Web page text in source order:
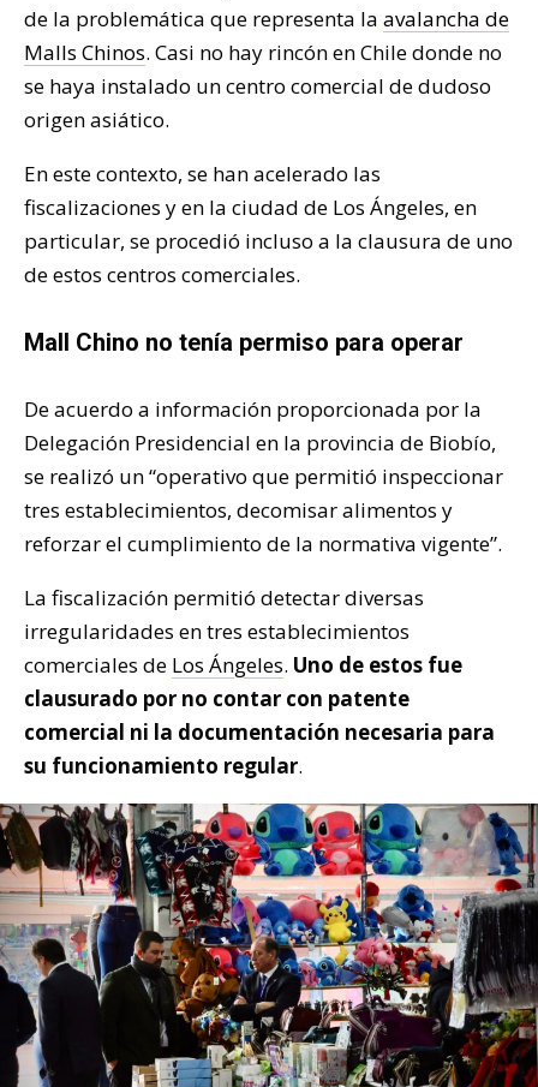
de la problemática que representa la avalancha de
Malls Chinos. Casi no hay rincón en Chile donde no
se haya instalado un centro comercial de dudoso
origen asiático.
En este contexto, se han acelerado las
fiscalizaciones y en la ciudad de Los Ángeles, en
particular, se procedió incluso a la clausura de uno
de estos centros comerciales.
Mall Chino no tenía permiso para operar
De acuerdo a información proporcionada por la
Delegación Presidencial en la provincia de Biobío,
se realizó un “operativo que permitió inspeccionar
tres establecimientos, decomisar alimentos y
reforzar el cumplimiento de la normativa vigente”.
La fiscalización permitió detectar diversas
irregularidades en tres establecimientos
comerciales de Los Ángeles. Uno de estos fue
clausurado por no contar con patente
comercial ni la documentación necesaria para
su funcionamiento regular.